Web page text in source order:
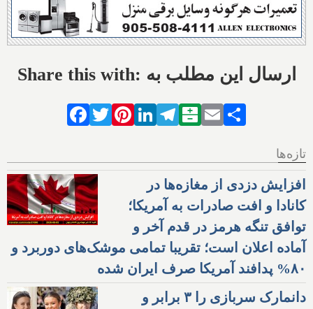
Share this with: ارسال این مطلب به
Facebook
TwitterPinterestLinkedIn
Telegram
Balatarin
Email
تازه‌ها
افزایش دزدی از مغازه‌ها در
کانادا و افت صادرات به آمریکا؛
توافق تنگه هرمز در قدم آخر و
آماده اعلان است؛ تقریبا تمامی موشک‌های دوربرد و
۸۰% پدافند آمریکا صرف ایران شده
دانمارک سربازی را ۳ برابر و